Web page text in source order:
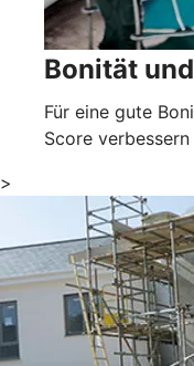
Bonität
Für eine gute
Score
>